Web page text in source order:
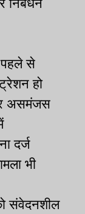
निबंधन
पहले से
हो
असमंजस
दर्ज
भी
संवेदनशील